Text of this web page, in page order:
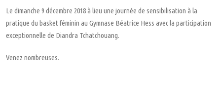
Le dimanche 9 décembre 2018 à lieu une journée de sensibilisation à la
pratique du basket féminin au Gymnase Béatrice Hess avec la participation
exceptionnelle de Diandra Tchatchouang.
Venez nombreuses.